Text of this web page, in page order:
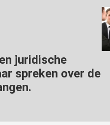
juridische
spreken over de